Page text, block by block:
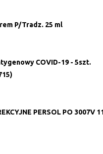
P/Tradz. 25 ml
COVID-19 - 5szt.
PERSOL PO 3007V